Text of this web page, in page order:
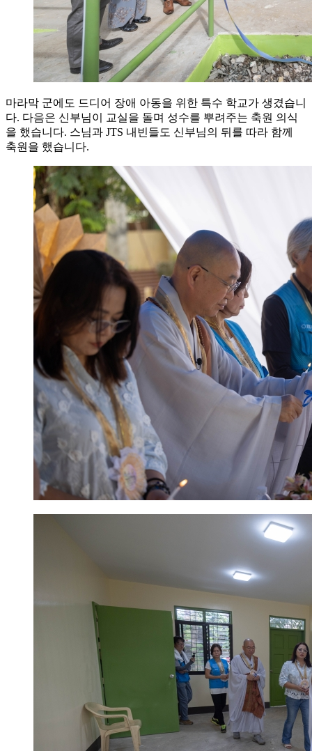
마라막 군에도 드디어 장애 아동을 위한 특수 학교가 생겼습니
다. 다음은 신부님이 교실을 돌며 성수를 뿌려주는 축원 의식
을 했습니다. 스님과 JTS 내빈들도 신부님의 뒤를 따라 함께
축원을 했습니다.